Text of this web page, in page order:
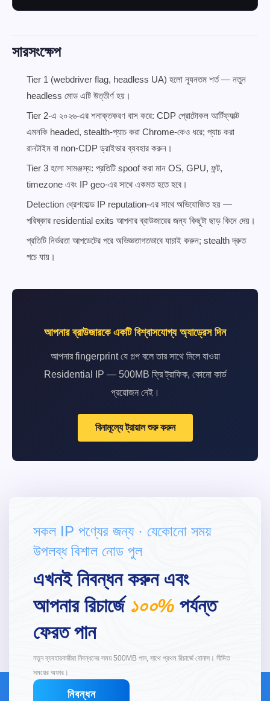
সারসংক্ষেপ
Tier 1 (webdriver flag, headless UA) হলো ন্যূনতম শর্ত — নতুন
headless মোড এটি উত্তীর্ণ হয়।
Tier 2-এ ২০২৬-এর শনাক্তকরণ বাস করে: CDP প্রোটোকল আর্টিফ্যাক্ট
এমনকি headed, stealth-প্যাচ করা Chrome-কেও ধরে; প্যাচ করা
রানটাইম বা non-CDP ড্রাইভার ব্যবহার করুন।
Tier 3 হলো সামঞ্জস্য: প্রতিটি spoof করা মান OS, GPU, ফন্ট,
timezone এবং IP geo-এর সাথে একমত হতে হবে।
Detection থ্রেশহোল্ড IP reputation-এর সাথে অভিযোজিত হয় —
পরিষ্কার residential exits আপনার ব্রাউজারের জন্য কিছুটা ছাড় কিনে দেয়।
প্রতিটি নির্ভরতা আপডেটের পরে অভিজ্ঞতাগতভাবে যাচাই করুন; stealth দ্রুত
পচে যায়।
আপনার ব্রাউজারকে একটি বিশ্বাসযোগ্য অ্যাড্রেস দিন
আপনার fingerprint যে গল্প বলে তার সাথে মিলে যাওয়া
Residential IP — 500MB ফ্রি ট্রাফিক, কোনো কার্ড
প্রয়োজন নেই।
বিনামূল্যে ট্রায়াল শুরু করুন
সকল IP পণ্যের জন্য · যেকোনো সময়
উপলব্ধ বিশাল নোড পুল
এখনই নিবন্ধন করুন এবং
আপনার রিচার্জে ১০০% পর্যন্ত
ফেরত পান
নতুন ব্যবহারকারীরা নিবন্ধনের সময় 500MB পান, সাথে প্রথম রিচার্জে বোনাস। সীমিত
সময়ের অফার।
নিবন্ধন